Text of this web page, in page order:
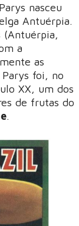
nasceu
Antuérpia.
(Antuérpia,
a
as
foi, no
XX, um dos
de frutas do
.